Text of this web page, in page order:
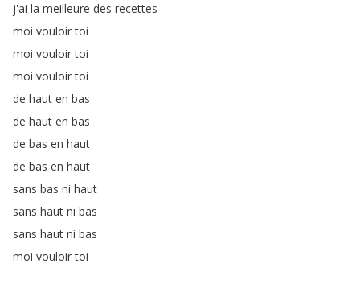
j'ai la meilleure des recettes
moi vouloir toi
moi vouloir toi
moi vouloir toi
de haut en bas
de haut en bas
de bas en haut
de bas en haut
sans bas ni haut
sans haut ni bas
sans haut ni bas
moi vouloir toi